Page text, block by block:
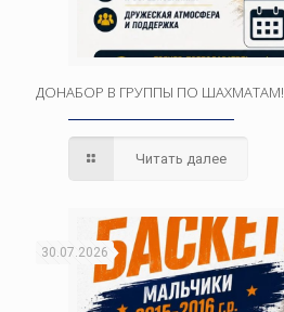
ДОНАБОР В ГРУППЫ ПО ШАХМАТАМ!
Читать далее
30.07.2026